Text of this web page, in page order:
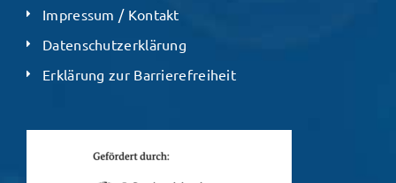
Impressum / Kontakt
Datenschutzerklärung
Erklärung zur Barrierefreiheit